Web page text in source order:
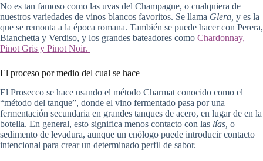
No es tan famoso como las uvas del Champagne, o cualquiera de
nuestros variedades de vinos blancos favoritos. Se llama Glera, y es la
que se remonta a la época romana. También se puede hacer con Perera,
Bianchetta y Verdiso, y los grandes bateadores como Chardonnay,
Pinot Gris y Pinot Noir.
El proceso por medio del cual se hace
El Prosecco se hace usando el método Charmat conocido como el
“método del tanque”, donde el vino fermentado pasa por una
fermentación secundaria en grandes tanques de acero, en lugar de en la
botella. En general, esto significa menos contacto con las lías, o
sedimento de levadura, aunque un enólogo puede introducir contacto
intencional para crear un determinado perfil de sabor.